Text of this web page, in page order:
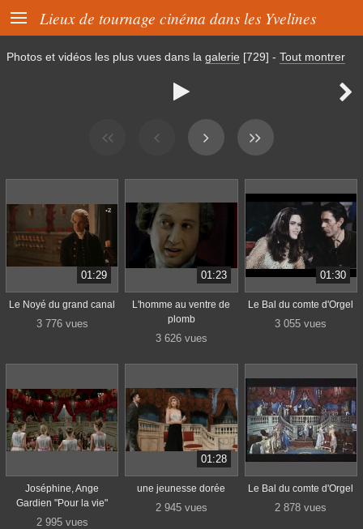
 Lieux de tournage cinéma dans les Yvelines
Photos et vidéos les plus vues dans la galerie [729] - Tout montrer
 
01:29
Le Noyé du grand canal
3 776 vues
01:23
L'homme au ventre de
plomb
3 626 vues
01:30
Le Bal du comte d'Orgel
3 055 vues
Joséphine, Ange
Gardien "Pour la vie"
2 995 vues
01:28
une jeunesse dorée
2 945 vues
Le Bal du comte d'Orgel
2 878 vues